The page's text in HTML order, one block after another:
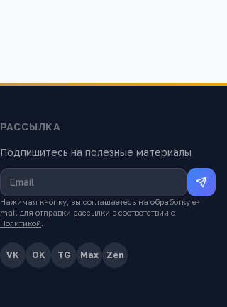
РАССЫЛКА
Подпишитесь на полезные материалы
Нажимая кнопку, вы соглашаетесь на обработку e-
mail для отправки рассылки в соответствии с
Политикой.
VK OK TG Max Zen